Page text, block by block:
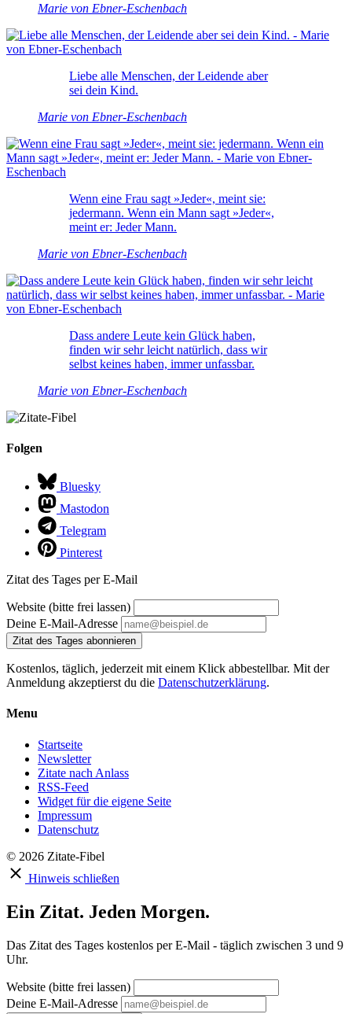
Marie von Ebner-Eschenbach
Liebe alle Menschen, der Leidende aber
sei dein Kind.
Marie von Ebner-Eschenbach
Wenn eine Frau sagt »Jeder«, meint sie:
jedermann. Wenn ein Mann sagt »Jeder«,
meint er: Jeder Mann.
Marie von Ebner-Eschenbach
Dass andere Leute kein Glück haben,
finden wir sehr leicht natürlich, dass wir
selbst keines haben, immer unfassbar.
Marie von Ebner-Eschenbach
Folgen
Bluesky
Mastodon
Telegram
Pinterest
Zitat des Tages per E-Mail
Website (bitte frei lassen)
Deine E-Mail-Adresse
Zitat des Tages abonnieren
Kostenlos, täglich, jederzeit mit einem Klick abbestellbar. Mit der
Anmeldung akzeptierst du die Datenschutzerklärung.
Menu
Startseite
Newsletter
Zitate nach Anlass
RSS-Feed
Widget für die eigene Seite
Impressum
Datenschutz
© 2026 Zitate-Fibel
Hinweis schließen
Ein Zitat. Jeden Morgen.
Das Zitat des Tages kostenlos per E-Mail - täglich zwischen 3 und 9
Uhr.
Website (bitte frei lassen)
Deine E-Mail-Adresse